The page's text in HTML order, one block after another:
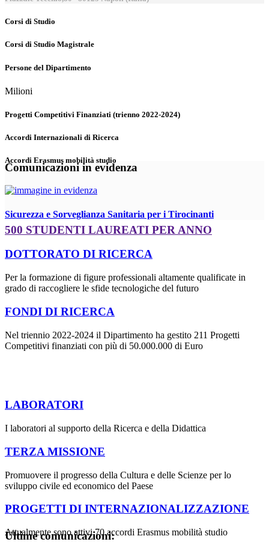
Corsi di Studio
Corsi di Studio Magistrale
Persone del Dipartimento
Milioni
Progetti Competitivi Finanziati (trienno 2022-2024)
Accordi Internazionali di Ricerca
Accordi Erasmus mobilità studio
Comunicazioni in evidenza
Sicurezza e Sorveglianza Sanitaria per i Tirocinanti
500 STUDENTI LAUREATI PER ANNO
DOTTORATO DI RICERCA
Per la formazione di figure professionali altamente qualificate in
grado di raccogliere le sfide tecnologiche del futuro
FONDI DI RICERCA
Nel triennio 2022-2024 il Dipartimento ha gestito 211 Progetti
Competitivi finanziati con più di 50.000.000 di Euro
LABORATORI
I laboratori al supporto della Ricerca e della Didattica
TERZA MISSIONE
Promuovere il progresso della Cultura e delle Scienze per lo
sviluppo civile ed economico del Paese
PROGETTI DI INTERNAZIONALIZZAZIONE
Attualmente sono attivi 70 accordi Erasmus mobilità studio
Ultime comunicazioni: